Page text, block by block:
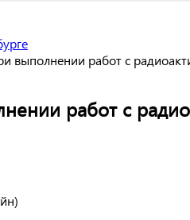
выполнении работ с
работ с